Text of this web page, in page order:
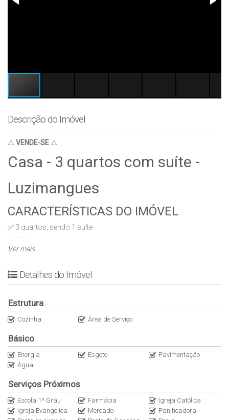
Descrição do Imóvel
⚠️ VENDE-SE ⚠️
Casa - 3 quartos com suíte -
Luzimangues
CARACTERÍSTICAS DO IMÓVEL
✅ 3 quartos, sendo 1 suíte
✅ Sala
✅ Cozinha separada
✅ Garagem coberta para 2 carros
✅ Área de serviço coberta
DIFERENCIAIS E ÁREA DE LAZER
✅ Toda na laje
✅ Amplo espaço no terreno
TAMANHOS
✅ Medidas do terreno: 10 x 25 m
✅ Área construída: 83,25 m²
LOCALIZAÇÃO
Ver mais...
Detalhes do Imóvel
Estrutura
Cozinha Área de Serviço
Básico
Energia Esgoto
Pavimentação
Água
Serviços Próximos
Escola 1º Grau Farmácia
Igreja Católica
Igreja Evangélica
Mercado
Panificadora